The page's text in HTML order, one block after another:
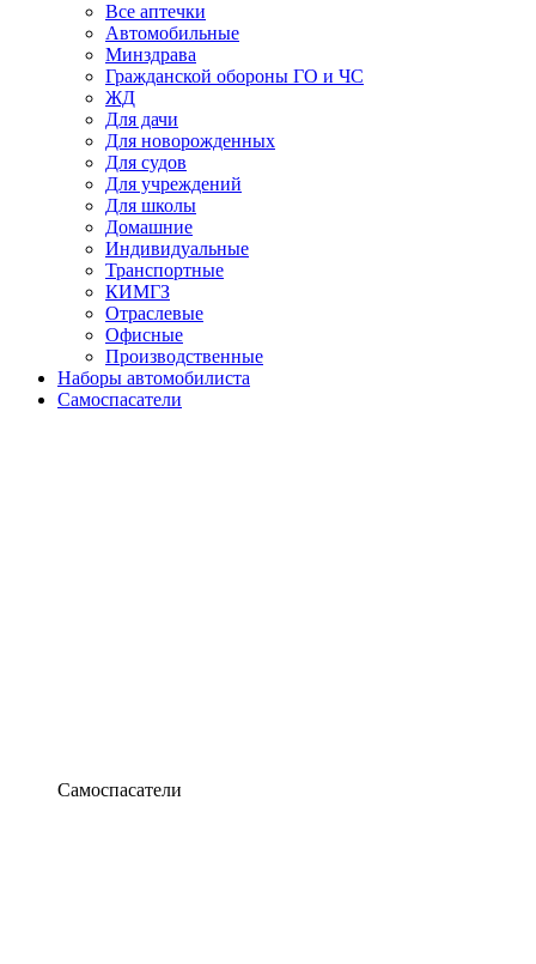
Все аптечки
Автомобильные
Минздрава
Гражданской обороны ГО и ЧС
ЖД
Для дачи
Для новорожденных
Для судов
Для учреждений
Для школы
Домашние
Индивидуальные
Транспортные
КИМГЗ
Отраслевые
Офисные
Производственные
Наборы автомобилиста
Самоспасатели
Самоспасатели